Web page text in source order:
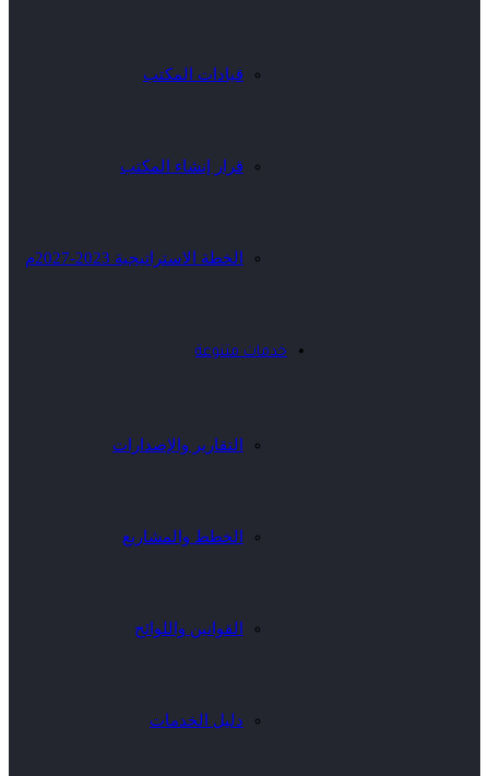
قيادات المكتب
قرار إنشاء المكتب
الخطة الاستراتيجية 2023-2027م
خدمات متنوعة
التقارير والإصدارات
الخطط والمشاريع
القوانين واللوائح
دليل الخدمات